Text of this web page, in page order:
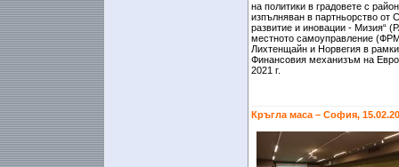
на политики в градовете с
изпълняван в партньорство от
развитие и иновации - Мизия“
местното самоуправление
Лихтенщайн и Норвегия в
Финансовия механизъм на
2021 г.
Кръгла маса – София,